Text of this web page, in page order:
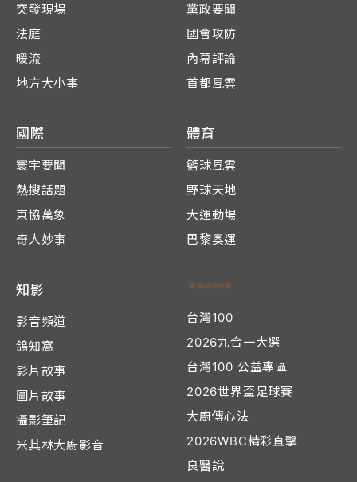
突發現場
法庭
暖流
地方大小事
黨政要聞
國會攻防
內幕評論
首都風雲
國際
寰宇要聞
熱搜話題
東協萬象
奇人妙事
體育
籃球風雲
野球天地
大運動場
巴黎奧運
知影
影音頻道
鴿知窩
影片故事
圖片故事
攝影筆記
米其林大廚影音
台灣100
2026九合一大選
台灣100 公益專區
2026世界盃足球賽
大廚傳心法
2026WBC精彩直擊
良醫說